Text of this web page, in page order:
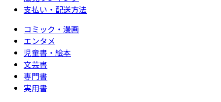
支払い・配送方法
コミック・漫画
エンタメ
児童書・絵本
文芸書
専門書
実用書